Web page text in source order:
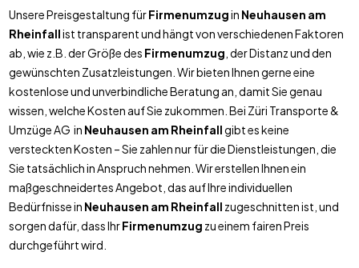
Unsere Preisgestaltung fürFirmenumzugin Neuhausen am
Rheinfallist transparent und hängt von verschiedenen Faktoren
ab, wie z.B. der Größe des Firmenumzug , der Distanz und den
gewünschten Zusatzleistungen. Wir bieten Ihnen gerne eine
kostenlose und unverbindliche Beratung an, damit Sie genau
wissen, welche Kosten auf Sie zukommen. Bei Züri Transporte &
Umzüge AG in Neuhausen am Rheinfallgibt es keine
versteckten Kosten – Sie zahlen nur für die Dienstleistungen, die
Sie tatsächlich in Anspruch nehmen. Wir erstellen Ihnen ein
maßgeschneidertes Angebot, das auf Ihre individuellen
Bedürfnisse in Neuhausen am Rheinfall zugeschnitten ist, und
sorgen dafür, dass IhrFirmenumzug zu einem fairen Preis
durchgeführt wird.